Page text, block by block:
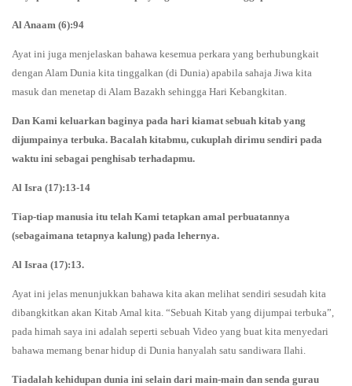
Al Anaam (6):94
Ayat ini juga menjelaskan bahawa kesemua perkara yang berhubungkait
dengan Alam Dunia kita tinggalkan (di Dunia) apabila sahaja Jiwa kita
masuk dan menetap di Alam Bazakh sehingga Hari Kebangkitan.
Dan Kami keluarkan baginya pada hari kiamat sebuah kitab yang
dijumpainya terbuka. Bacalah kitabmu, cukuplah dirimu sendiri pada
waktu ini sebagai penghisab terhadapmu.
Al Isra (17):13-14
Tiap-tiap manusia itu telah Kami tetapkan amal perbuatannya
(sebagaimana tetapnya kalung) pada lehernya.
Al Israa (17):13.
Ayat ini jelas menunjukkan bahawa kita akan melihat sendiri sesudah kita
dibangkitkan akan Kitab Amal kita. “Sebuah Kitab yang dijumpai terbuka”,
pada himah saya ini adalah seperti sebuah Video yang buat kita menyedari
bahawa memang benar hidup di Dunia hanyalah satu sandiwara Ilahi.
Tiadalah kehidupan dunia ini selain dari main-main dan senda gurau